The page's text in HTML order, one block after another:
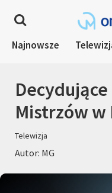
Najnowsze
Mistrzów w
Telewizja
Autor: MG